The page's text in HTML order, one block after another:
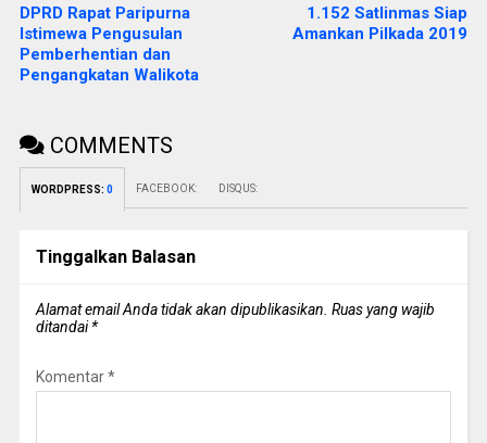
DPRD Rapat Paripurna
Istimewa Pengusulan
Pemberhentian dan
Pengangkatan Walikota
1.152 Satlinmas Siap
Amankan Pilkada 2019
COMMENTS
WORDPRESS: 0 FACEBOOK: DISQUS:
Tinggalkan Balasan
Alamat email Anda tidak akan dipublikasikan. Ruas yang wajib
ditandai*
Komentar*